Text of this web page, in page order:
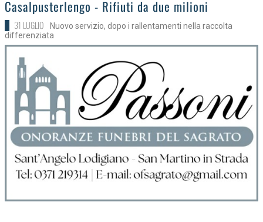
Casalpusterlengo - Rifiuti da due milioni
31 LUGLIO
Nuovo servizio, dopo i rallentamenti nella raccolta
differenziata